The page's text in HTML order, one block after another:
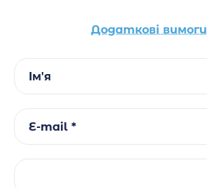
Додаткові вимоги
Ім'я
E-mail *